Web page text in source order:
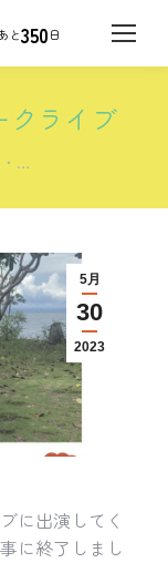
350日
クライブ
・…
5月
30
2023
に出演してく
に終了しまし